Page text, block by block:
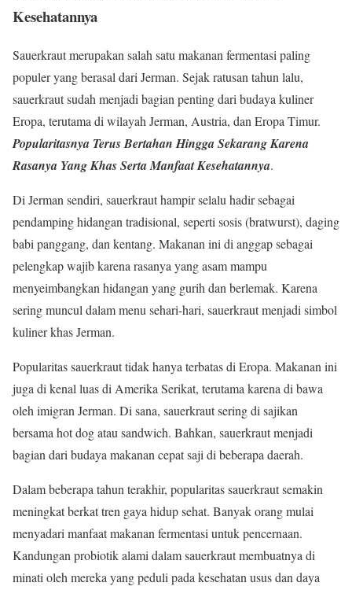
Kesehatannya
Sauerkraut merupakan salah satu makanan fermentasi paling
populer yang berasal dari Jerman. Sejak ratusan tahun lalu,
sauerkraut sudah menjadi bagian penting dari budaya kuliner
Eropa, terutama di wilayah Jerman, Austria, dan Eropa Timur.
Popularitasnya Terus Bertahan Hingga Sekarang Karena
Rasanya Yang Khas Serta Manfaat Kesehatannya.
Di Jerman sendiri, sauerkraut hampir selalu hadir sebagai
pendamping hidangan tradisional, seperti sosis (bratwurst), daging
babi panggang, dan kentang. Makanan ini di anggap sebagai
pelengkap wajib karena rasanya yang asam mampu
menyeimbangkan hidangan yang gurih dan berlemak. Karena
sering muncul dalam menu sehari-hari, sauerkraut menjadi simbol
kuliner khas Jerman.
Popularitas sauerkraut tidak hanya terbatas di Eropa. Makanan ini
juga di kenal luas di Amerika Serikat, terutama karena di bawa
oleh imigran Jerman. Di sana, sauerkraut sering di sajikan
bersama hot dog atau sandwich. Bahkan, sauerkraut menjadi
bagian dari budaya makanan cepat saji di beberapa daerah.
Dalam beberapa tahun terakhir, popularitas sauerkraut semakin
meningkat berkat tren gaya hidup sehat. Banyak orang mulai
menyadari manfaat makanan fermentasi untuk pencernaan.
Kandungan probiotik alami dalam sauerkraut membuatnya di
minati oleh mereka yang peduli pada kesehatan usus dan daya